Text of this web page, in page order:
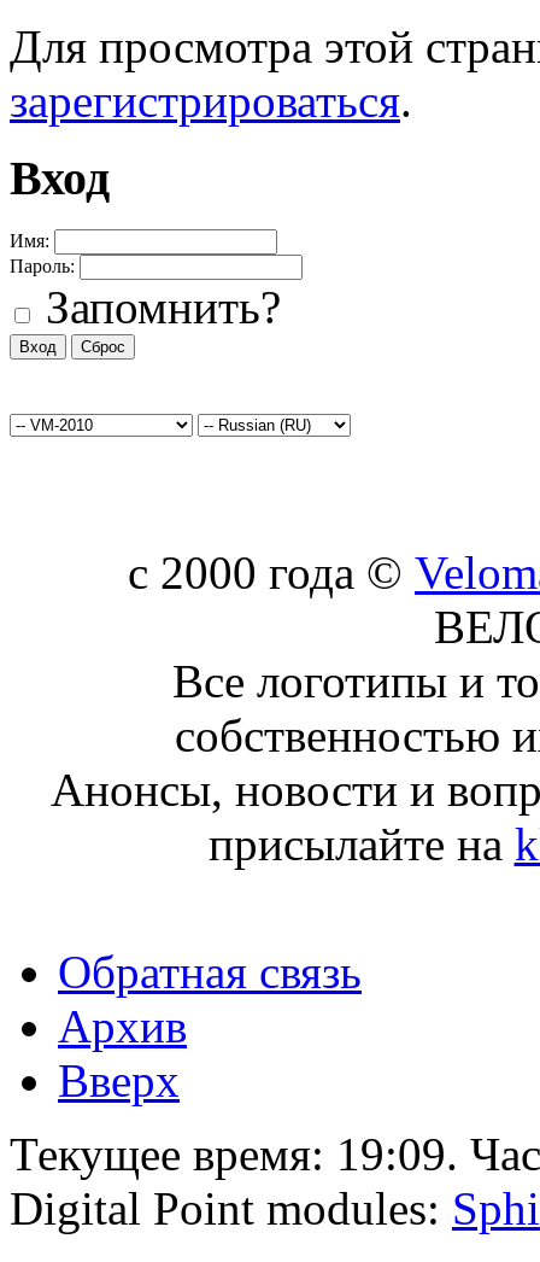
Для просмотра этой
зарегистрироваться.
Вход
Имя:
Пароль:
Запомнить?
c 2000 года ©
Все логотипы и
собственностью
Анонсы, новости и
присылайте на
Обратная связь
Архив
Вверх
Текущее время: 19:09.
Digital Point modules: